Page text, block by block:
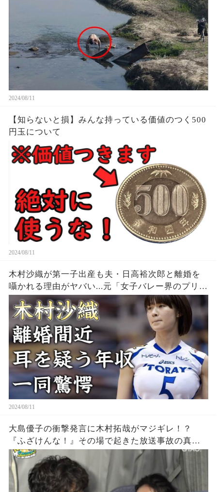
2024/08/11
【知らないと損】みんな持っている価値のつく500
円玉について
2024/08/11
木村沙織が第一子出産も夫・日高裕次郎と離婚を
囁かれる理由がヤバい...元「女子バレー界のプリン
セス」の耳を疑う年収...豊かすぎるバストに驚きを
隠せない...
2024/08/11
大島優子の衝撃発言に木村拓哉がマジギレ！？
『ふざけんな！』その場で起きた放送事故の真相
とは？